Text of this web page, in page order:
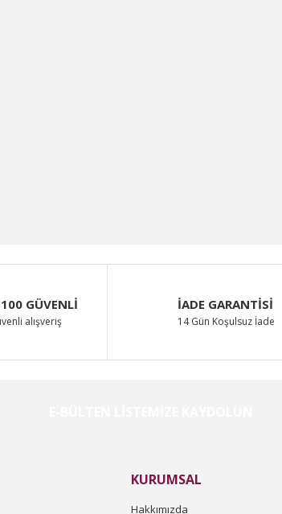
GÜVENLİ
alışveriş
İADE GARANTİSİ
14 Gün Koşulsuz İade
KURUMSAL
Hakkımızda